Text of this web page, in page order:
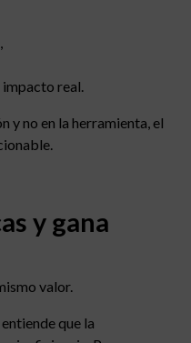
,
real.
y no en la herramienta, el
y gana
valor.
que la